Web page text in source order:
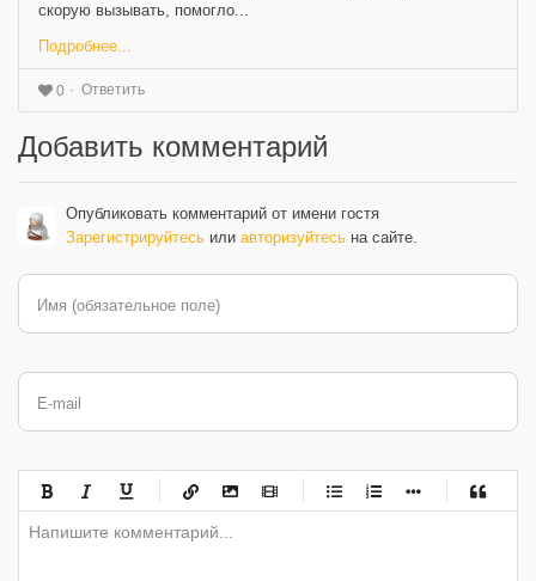
скорую вызывать, помогло...
Подробнее...
0 Ответить
Добавить комментарий
Опубликовать комментарий от имени гостя
Зарегистрируйтесь или авторизуйтесь на сайте.
Имя (обязательное поле)
E-mail
-
-
-